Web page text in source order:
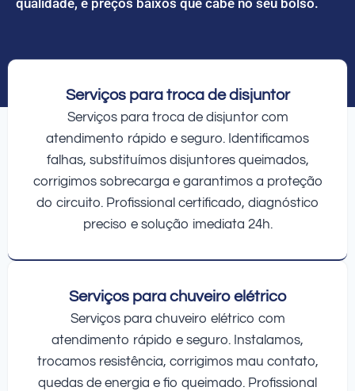
Serviços para troca de disjuntor
Serviços para troca de disjuntor com
atendimento rápido e seguro. Identificamos
falhas, substituímos disjuntores queimados,
corrigimos sobrecarga e garantimos a proteção
do circuito. Profissional certificado, diagnóstico
preciso e solução imediata 24h.
Serviços para chuveiro elétrico
Serviços para chuveiro elétrico com
atendimento rápido e seguro. Instalamos,
trocamos resistência, corrigimos mau contato,
quedas de energia e fio queimado. Profissional